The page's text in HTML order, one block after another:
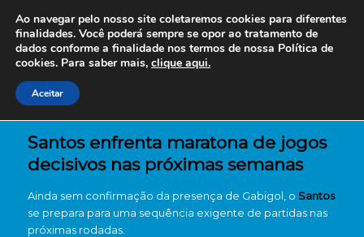
Santos enfrenta maratona de jogos
decisivos nas próximas semanas
Ainda sem confirmação da presença de Gabigol, o Santos
se prepara para uma sequência exigente de partidas nas
próximas rodadas.
Ao navegar pelo nosso site coletaremos cookies para diferentes
finalidades. Você poderá sempre se opor ao tratamento de
dados conforme a finalidade nos termos de nossa Política de
cookies. Para saber mais, clique aqui.
Aceitar